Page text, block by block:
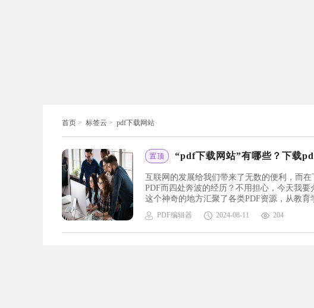
首页 > 标签云 > pdf下载网站
置顶 “pdf下载网站”有哪些？下载
互联网的发展给我们带来了无数的便利，而
PDF而四处奔波的经历？不用担心，今天我要
这个神奇的地方汇聚了各类PDF资源，从教
最新学术论文，还是需要一份实用的工具书
切换，快来加入我们吧，让这个PDF下载网站
PDF编辑器 2024-08-11 204